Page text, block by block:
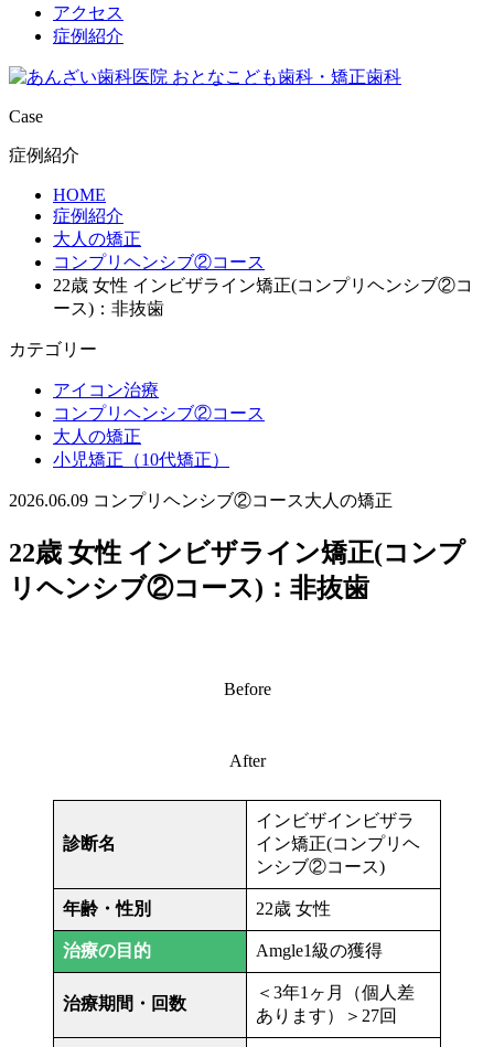
アクセス
症例紹介
Case
症例紹介
HOME
症例紹介
大人の矯正
コンプリヘンシブ②コース
22歳 女性 インビザライン矯正(コンプリヘンシブ②コ
ース)：非抜歯
カテゴリー
アイコン治療
コンプリヘンシブ②コース
大人の矯正
小児矯正（10代矯正）
2026.06.09 コンプリヘンシブ②コース大人の矯正
22歳 女性 インビザライン矯正(コンプ
リヘンシブ②コース)：非抜歯
Before
After
診断名
インビザインビザラ
イン矯正(コンプリヘ
ンシブ②コース)
年齢・性別 22歳 女性
治療の目的 Amgle1級の獲得
治療期間・回数
＜3年1ヶ月（個人差
あります）＞27回